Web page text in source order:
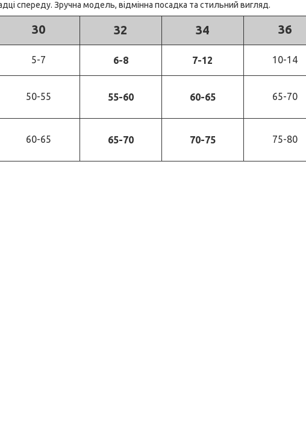
спереду. Зручна модель, відмінна посадка та стильний вигляд.
30 32 34 36
5-7 6-8 7-12 10-14
50-55 55-60 60-65 65-70
60-65 65-70 70-75 75-80